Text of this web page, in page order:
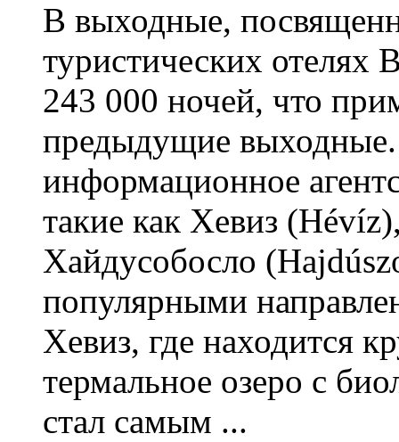
В выходные,
туристических отелях
243 000 ночей, что
предыдущие выходные.
информационное
такие как Хевиз
Хайдусобосло
популярными
Хевиз, где находится
термальное озеро с
стал самым ...